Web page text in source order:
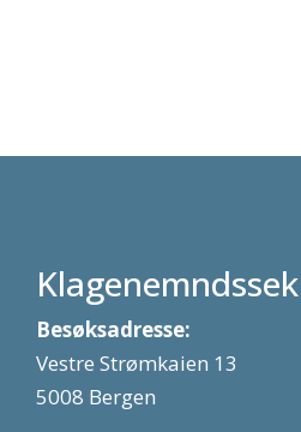
Besøksadresse:
Vestre Strømkaien 13
5008 Bergen